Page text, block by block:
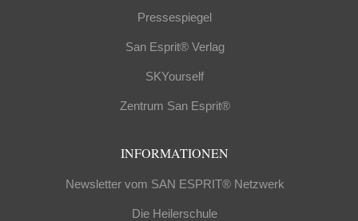
Pressespiegel
San Esprit® Verlag
SKYourself
Zentrum San Esprit®
INFORMATIONEN
Newsletter vom SAN ESPRIT® Netzwerk
Die Heilerschule